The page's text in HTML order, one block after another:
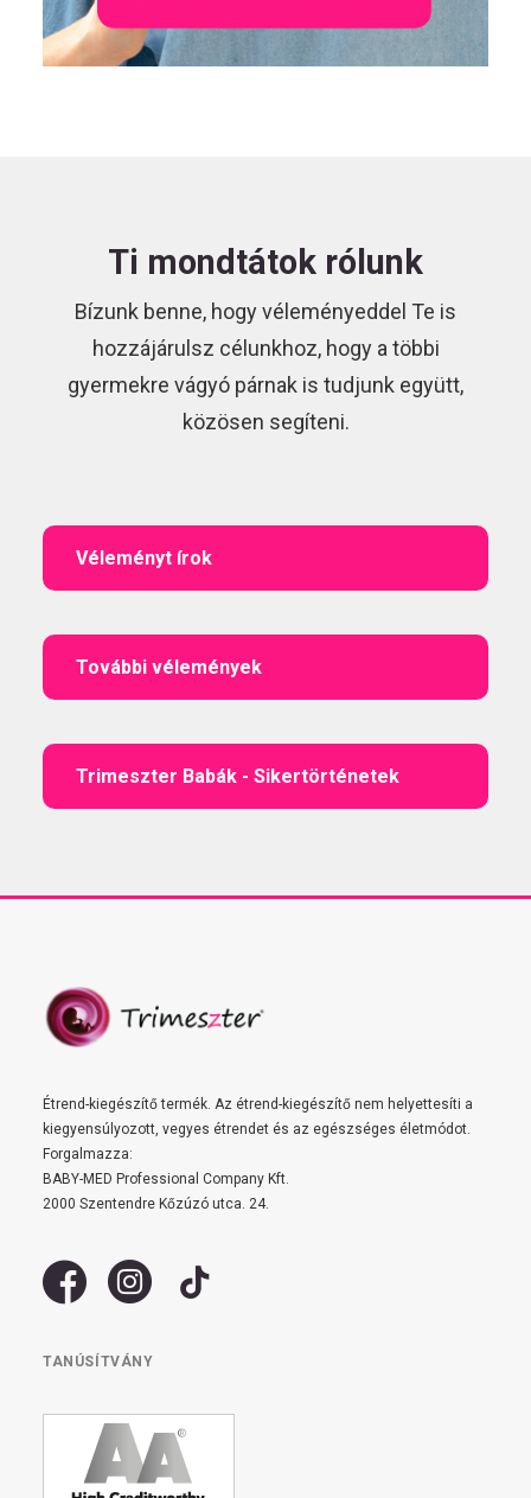
Ti mondtátok rólunk
Bízunk benne, hogy véleményeddel Te is
hozzájárulsz célunkhoz, hogy a többi
gyermekre vágyó párnak is tudjunk együtt,
közösen segíteni.
Véleményt írok
További vélemények
Trimeszter Babák - Sikertörténetek
Étrend-kiegészítő termék. Az étrend-kiegészítő nem helyettesíti a
kiegyensúlyozott, vegyes étrendet és az egészséges életmódot.
Forgalmazza:
BABY-MED Professional Company Kft.
2000 Szentendre Kőzúzó utca. 24.
TANÚSÍTVÁNY